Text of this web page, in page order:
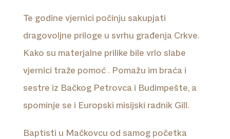
Te godine vjernici počinju sakupjati
dragovoljne priloge u svrhu građenja Crkve.
Kako su materjalne prilike bile vrlo slabe
vjernici traže pomoć . Pomažu im braća i
sestre iz Bačkog Petrovca i Budimpešte, a
spominje se i Europski misijski radnik Gill.
Baptisti u Mačkovcu od samog početka